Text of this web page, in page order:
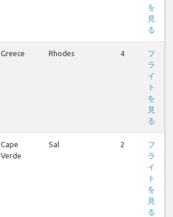
を
見
る
Greece Rhodes 4
フ
ラ
イ
ト
を
見
る
Cape
Verde
Sal 2
フ
ラ
イ
ト
を
見
る